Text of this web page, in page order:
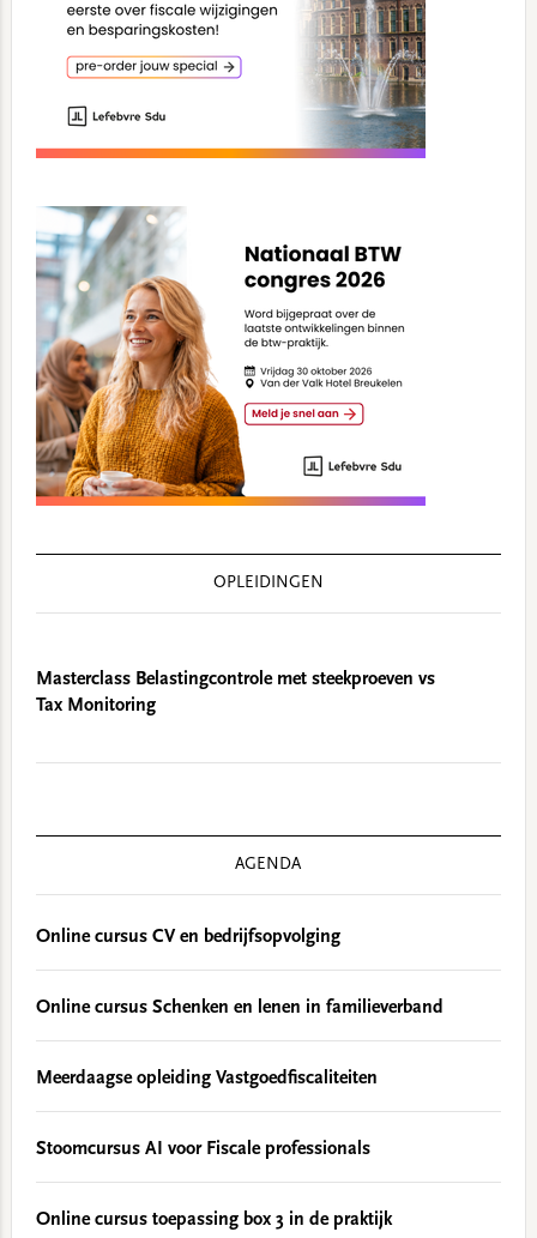
OPLEIDINGEN
Masterclass Belastingcontrole met steekproeven vs
Tax Monitoring
AGENDA
Online cursus CV en bedrijfsopvolging
Online cursus Schenken en lenen in familieverband
Meerdaagse opleiding Vastgoedfiscaliteiten
Stoomcursus AI voor Fiscale professionals
Online cursus toepassing box 3 in de praktijk